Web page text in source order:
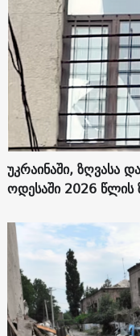
უკრაინაში, ზღვასა
ოდესაში 2026